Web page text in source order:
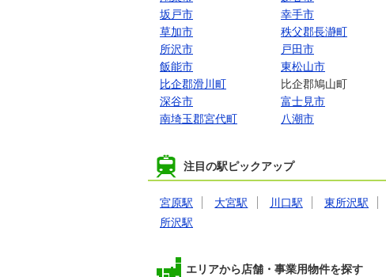
坂戸市
幸手市
草加市
秩父郡長瀞町
所沢市
戸田市
飯能市
東松山市
比企郡滑川町
比企郡鳩山町
深谷市
富士見市
南埼玉郡宮代町
八潮市
注目の駅ピックアップ
宮原駅 大宮駅 川口駅 東所沢駅
所沢駅
エリアから店舗・事業用物件を探す